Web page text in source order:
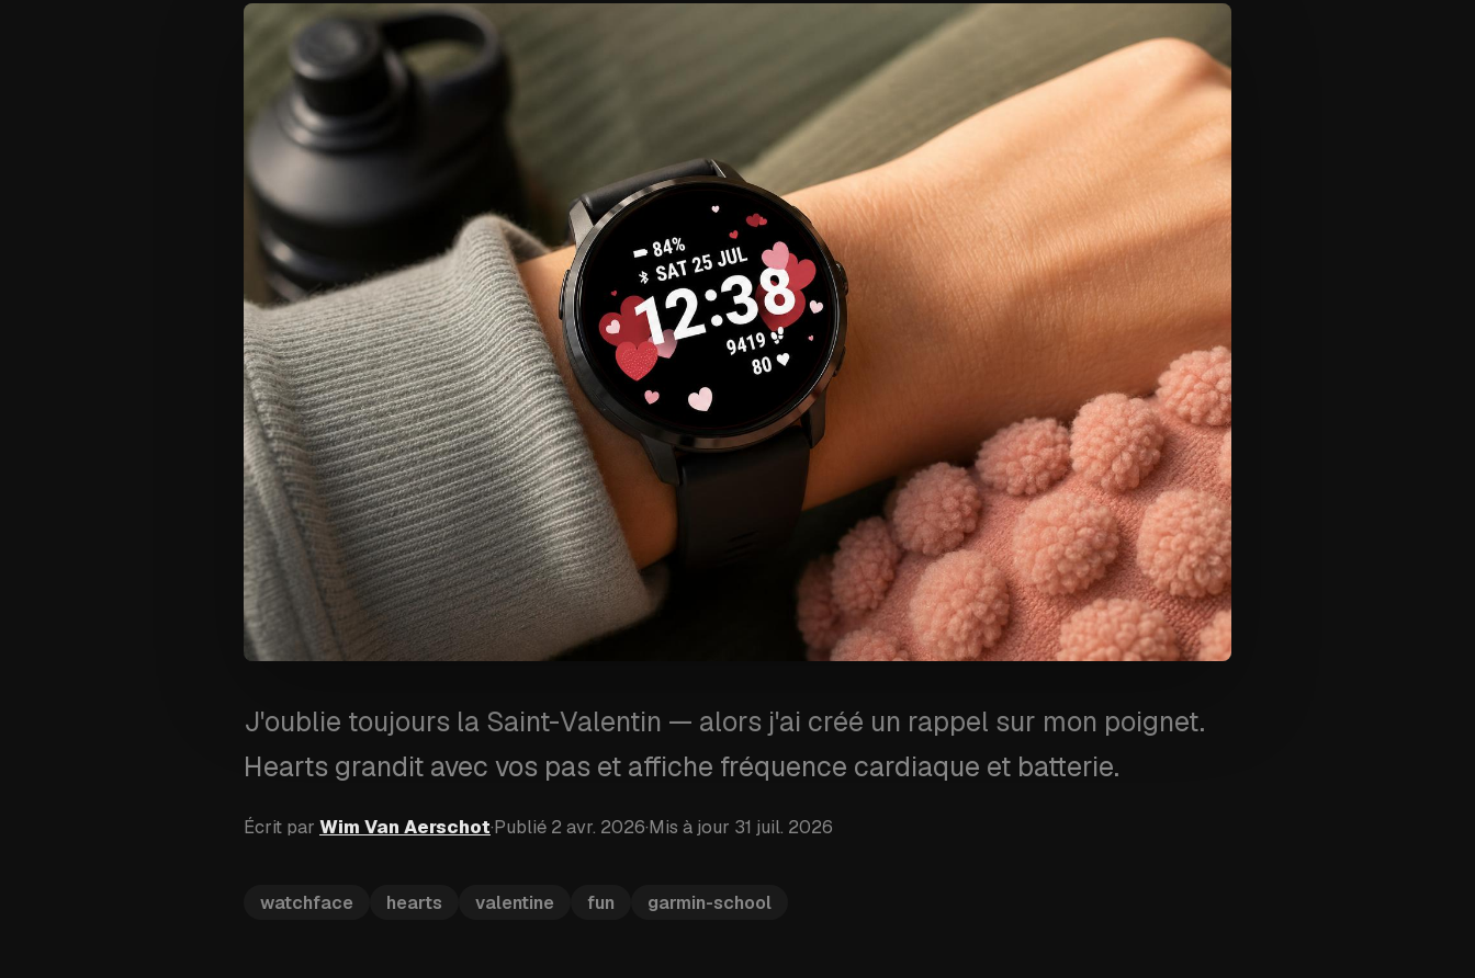
J'oublie toujours la Saint-Valentin — alors j'ai créé un rappel sur mon poignet.
Hearts grandit avec vos pas et affiche fréquence cardiaque et batterie.
Écrit par Wim Van Aerschot·Publié 2 avr. 2026·Mis à jour 31 juil. 2026
watchface hearts valentine fun garmin-school